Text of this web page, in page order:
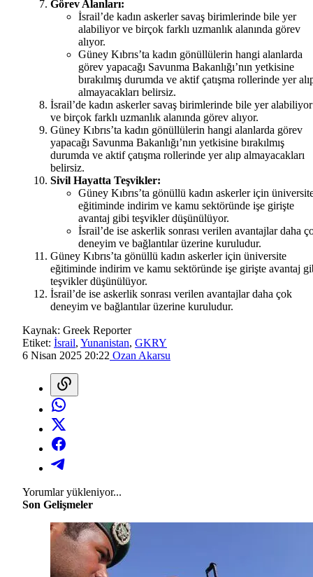
Görev Alanları:
İsrail’de kadın askerler savaş birimlerinde bile yer
alabiliyor ve birçok farklı uzmanlık alanında görev
alıyor.
Güney Kıbrıs’ta kadın gönüllülerin hangi alanlarda
görev yapacağı Savunma Bakanlığı’nın yetkisine
bırakılmış durumda ve aktif çatışma rollerinde yer
almayacakları belirsiz.
İsrail’de kadın askerler savaş birimlerinde bile yer alabiliyor
ve birçok farklı uzmanlık alanında görev alıyor.
Güney Kıbrıs’ta kadın gönüllülerin hangi alanlarda görev
yapacağı Savunma Bakanlığı’nın yetkisine bırakılmış
durumda ve aktif çatışma rollerinde yer alıp almayacakları
belirsiz.
Sivil Hayatta Teşvikler:
Güney Kıbrıs’ta gönüllü kadın askerler için
eğitiminde indirim ve kamu sektöründe işe girişte
avantaj gibi teşvikler düşünülüyor.
İsrail’de ise askerlik sonrası verilen avantajlar daha
deneyim ve bağlantılar üzerine kuruludur.
Güney Kıbrıs’ta gönüllü kadın askerler için üniversite
eğitiminde indirim ve kamu sektöründe işe girişte avantaj
teşvikler düşünülüyor.
İsrail’de ise askerlik sonrası verilen avantajlar daha çok
deneyim ve bağlantılar üzerine kuruludur.
Kaynak: Greek Reporter
Etiket: İsrail, Yunanistan, GKRY
6 Nisan 2025 20:22 Ozan Akarsu
Yorumlar yükleniyor...
Son Gelişmeler